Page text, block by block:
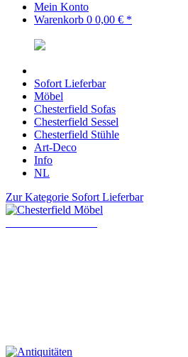
Mein Konto
Warenkorb 0 0,00 € *
Sofort Lieferbar
Möbel
Chesterfield Sofas
Chesterfield Sessel
Chesterfield Stühle
Art-Deco
Info
NL
Zur Kategorie Sofort Lieferbar